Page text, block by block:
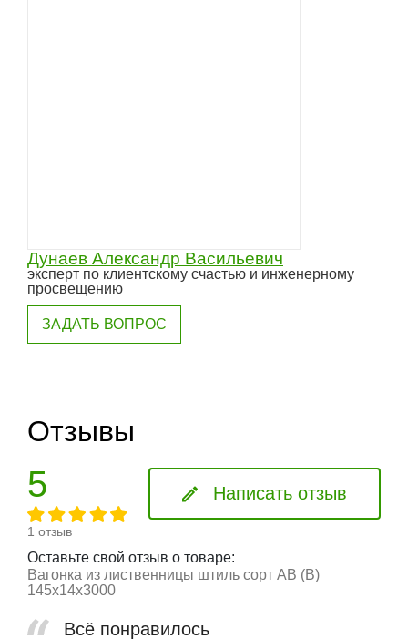
Дунаев Александр Васильевич
эксперт по клиентскому счастью и инженерному
просвещению
ЗАДАТЬ ВОПРОС
Отзывы
5
1 отзыв
Написать отзыв
Оставьте свой отзыв о товаре:
Вагонка из лиственницы штиль сорт АВ (В)
145x14x3000
Всё понравилось